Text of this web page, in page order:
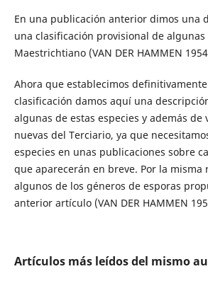
En una publicación anterior dimos una
una clasificación provisional de algunas
Maestrichtiano (VAN DER HAMMEN
Ahora que establecimos
clasificación damos aquí una
algunas de estas especies y además de
nuevas del Terciario, ya que
especies en unas publicaciones sobre
que aparecerán en breve. Por la misma
algunos de los géneros de esporas
anterior artículo (VAN DER HAMMEN
Artículos más leídos del mismo